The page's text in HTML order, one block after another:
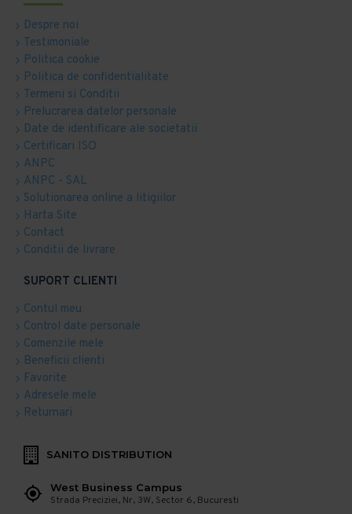
Despre noi
Testimoniale
Politica cookie
Politica de confidentialitate
Termeni si Conditii
Prelucrarea datelor personale
Date de identificare ale societatii
Certificari ISO
ANPC
ANPC - SAL
Solutionarea online a litigiilor
Harta Site
Contact
Conditii de livrare
SUPORT CLIENTI
Contul meu
Control date personale
Comenzile mele
Beneficii clienti
Favorite
Adresele mele
Returnari
SANITO DISTRIBUTION
West Business Campus
Strada Preciziei, Nr, 3W, Sector 6, Bucuresti